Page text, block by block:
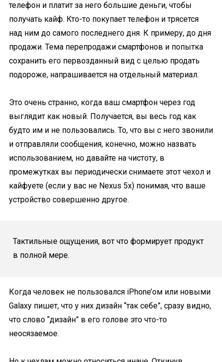
телефон и платит за него большие деньги, чтобы
получать кайф. Кто-то покупает телефон и трясется
над ним до самого последнего дня. К примеру, до дня
продажи. Тема перепродажи смартфонов и попытка
сохранить его первозданный вид с целью продать
подороже, напрашивается на отдельный материал.
Это очень странно, когда ваш смартфон через год
выглядит как новый. Получается, вы весь год как
будто им и не пользовались. То, что вы с него звонили
и отправляли сообщения, конечно, можно назвать
использованием, но давайте на чистоту, в
промежутках вы периодически снимаете этот чехол и
кайфуете (если у вас не Nexus 5x) понимая, что ваше
устройство совершенно другое.
Тактильные ощущения, вот что формирует продукт
в полной мере.
Когда человек не пользовался iPhone’ом или новыми
Galaxy пишет, что у них дизайн “так себе”, сразу видно,
что слово “дизайн” в его голове это что-то
неосязаемое.